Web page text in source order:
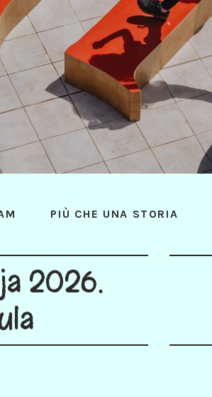
PIÙ CHE UNA STORIA
2026.